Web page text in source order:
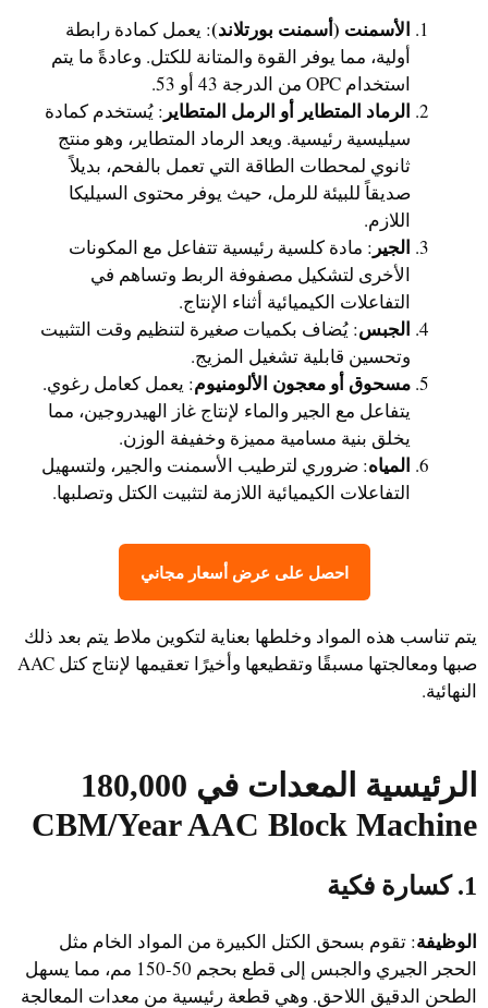
الأسمنت (أسمنت بورتلاند): يعمل كمادة رابطة
أولية، مما يوفر القوة والمتانة للكتل. وعادةً ما يتم
استخدام OPC من الدرجة 43 أو 53.
الرماد المتطاير أو الرمل المتطاير : يُستخدم كمادة
سيليسية رئيسية. ويعد الرماد المتطاير، وهو منتج
ثانوي لمحطات الطاقة التي تعمل بالفحم، بديلاً
صديقاً للبيئة للرمل، حيث يوفر محتوى السيليكا
اللازم.
الجير : مادة كلسية رئيسية تتفاعل مع المكونات
الأخرى لتشكيل مصفوفة الربط وتساهم في
التفاعلات الكيميائية أثناء الإنتاج.
الجبس: يُضاف بكميات صغيرة لتنظيم وقت التثبيت
وتحسين قابلية تشغيل المزيج.
مسحوق أو معجون الألومنيوم: يعمل كعامل رغوي.
يتفاعل مع الجير والماء لإنتاج غاز الهيدروجين، مما
يخلق بنية مسامية مميزة وخفيفة الوزن.
المياه: ضروري لترطيب الأسمنت والجير، ولتسهيل
التفاعلات الكيميائية اللازمة لتثبيت الكتل وتصلبها.
احصل على عرض أسعار مجاني
يتم تناسب هذه المواد وخلطها بعناية لتكوين ملاط يتم بعد ذلك
صبها ومعالجتها مسبقًا وتقطيعها وأخيرًا تعقيمها لإنتاج كتل AAC
النهائية.
الرئيسية المعداتفي 180,000
CBM/Year AAC Block Machine
1. كسارة فكية
الوظيفة: تقوم بسحق الكتل الكبيرة من المواد الخام مثل
الحجر الجيري والجبس إلى قطع بحجم 50-150 مم، مما يسهل
الطحن الدقيق اللاحق. وهي قطعة رئيسية من معدات المعالجة